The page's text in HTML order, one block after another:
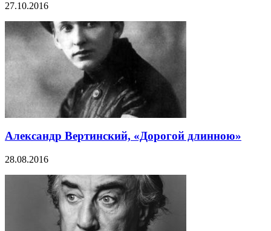
27.10.2016
Александр Вертинский, «Дорогой длинною»
28.08.2016